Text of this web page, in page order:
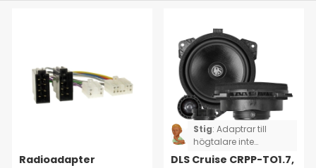
Radioadapter
Stig: Adaptrar till
högtalare inte
komplett, jag fick
DLS Cruise CRPP-TO1.7,